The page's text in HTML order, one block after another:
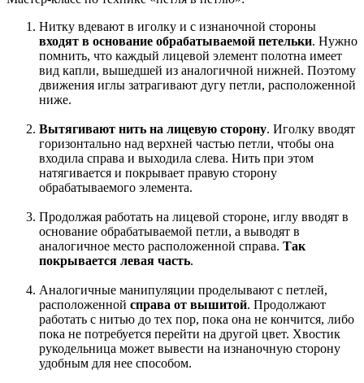
Нитку вдевают в иголку и с изнаночной стороны
входят в основание обрабатываемой петельки. Нужно
помнить, что каждый лицевой элемент полотна имеет
вид капли, вышедшей из аналогичной нижней. Поэтому
движения иглы затрагивают дугу петли, расположенной
ниже.
Вытягивают нить на лицевую сторону. Иголку вводят
горизонтально над верхней частью петли, чтобы она
входила справа и выходила слева. Нить при этом
натягивается и покрывает правую сторону
обрабатываемого элемента.
Продолжая работать на лицевой стороне, иглу вводят в
основание обрабатываемой петли, а выводят в
аналогичное место расположенной справа. Так
покрывается левая часть.
Аналогичные манипуляции проделывают с петлей,
расположенной справа от вышитой. Продолжают
работать с нитью до тех пор, пока она не кончится, либо
пока не потребуется перейти на другой цвет. Хвостик
рукодельница может вывести на изнаночную сторону
удобным для нее способом.